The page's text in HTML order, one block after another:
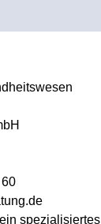
spezialisiertes